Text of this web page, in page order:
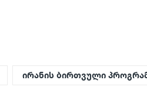
ირანის ბირთვული